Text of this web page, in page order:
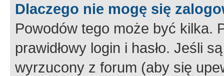
Dlaczego nie mogę się
Powodów tego może być kilka.
prawidłowy login i hasło. Jeśli
wyrzucony z forum (aby się